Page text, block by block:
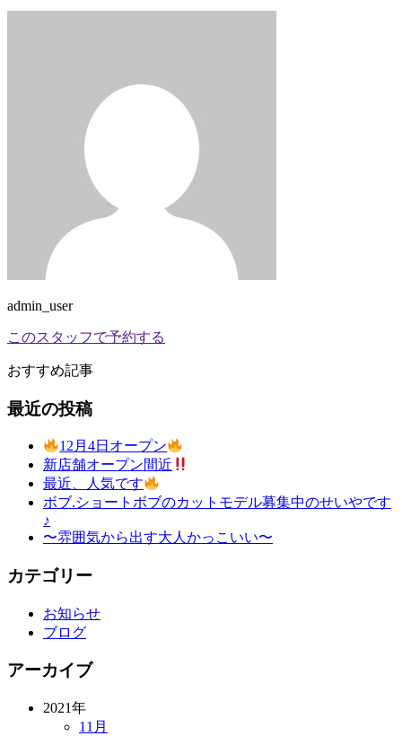
admin_user
このスタッフで予約する
おすすめ記事
最近の投稿
12月4日オープン
新店舗オープン間近
最近、人気です
ボブ.ショートボブのカットモデル募集中のせいやです
♪
〜雰囲気から出す大人かっこいい〜
カテゴリー
お知らせ
ブログ
アーカイブ
2021年
11月